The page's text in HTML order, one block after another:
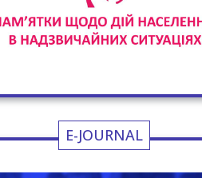
E-JOURNAL